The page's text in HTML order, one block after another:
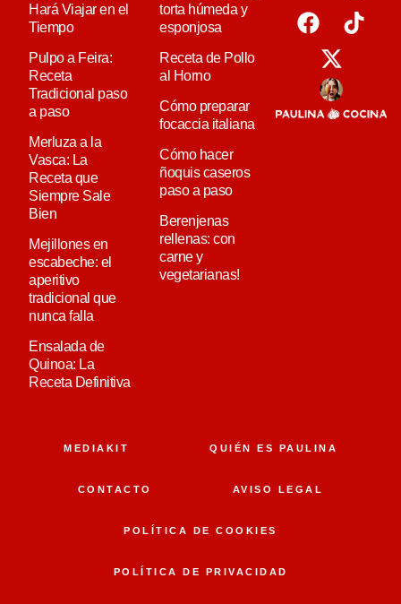
Hará Viajar en el
Tiempo
Pulpo a Feira:
Receta
Tradicional paso
a paso
Merluza a la
Vasca: La
Receta que
Siempre Sale
Bien
Mejillones en
escabeche: el
aperitivo
tradicional que
nunca falla
Ensalada de
Quinoa: La
Receta Definitiva
torta húmeda y
esponjosa
Receta de Pollo
al Horno
Cómo preparar
focaccia italiana
Cómo hacer
ñoquis caseros
paso a paso
Berenjenas
rellenas: con
carne y
vegetarianas!
MEDIAKIT QUIÉN ES PAULINA
CONTACTO AVISO LEGAL
POLÍTICA DE COOKIES
POLÍTICA DE PRIVACIDAD